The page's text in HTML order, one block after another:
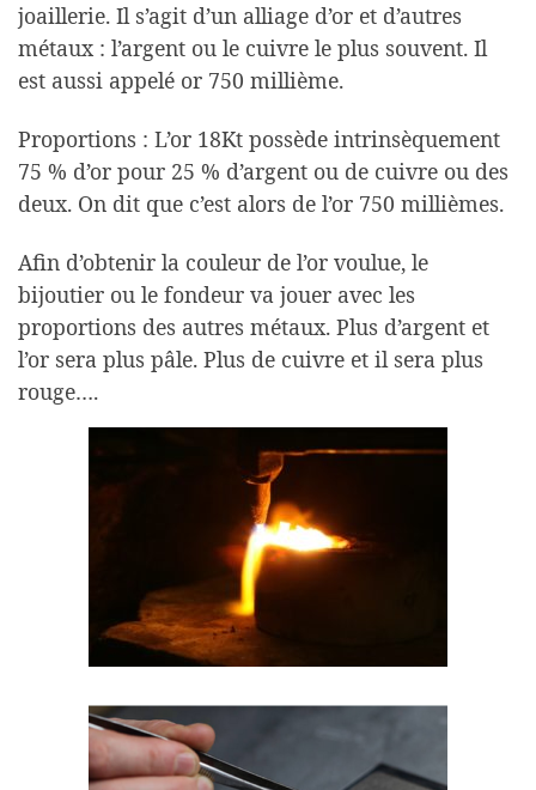
joaillerie. Il s’agit d’un alliage d’or et d’autres
métaux : l’argent ou le cuivre le plus souvent. Il
est aussi appelé or 750 millième.
Proportions : L’or 18Kt possède intrinsèquement
75 % d’or pour 25 % d’argent ou de cuivre ou des
deux. On dit que c’est alors de l’or 750 millièmes.
Afin d’obtenir la couleur de l’or voulue, le
bijoutier ou le fondeur va jouer avec les
proportions des autres métaux. Plus d’argent et
l’or sera plus pâle. Plus de cuivre et il sera plus
rouge….